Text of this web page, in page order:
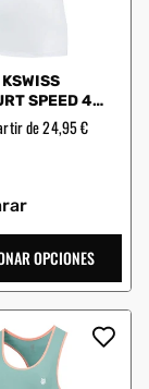
SPEED 4
de 24,95 €
OPCIONES